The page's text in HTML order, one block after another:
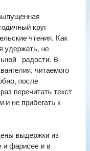
круг
чтения. Как
удержать, не
радости. В
читаемого
после
перечитать текст
и не прибегать к
выдержки из
фарисее и в